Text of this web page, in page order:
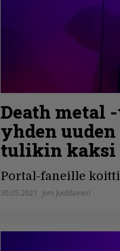
Death metal
yhden
tulikin kaksi
Portal-faneille
30.05.2021 Joni Juutilainen